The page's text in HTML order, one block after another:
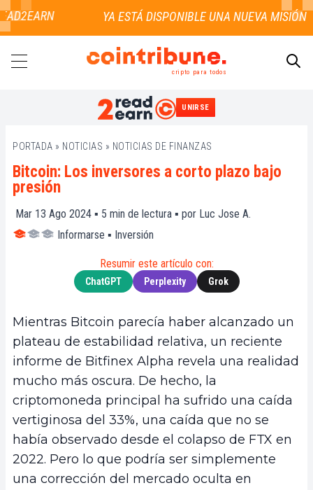
cripto para todos
UNIRSE
PORTADA » NOTICIAS » NOTICIAS DE FINANZAS
Bitcoin: Los inversores a corto plazo bajo
presión
Mar 13 Ago 2024 ▪ 5 min de lectura ▪ por Luc Jose A.
Informarse ▪ Inversión
Resumir este artículo con:
ChatGPT Perplexity Grok
Mientras Bitcoin parecía haber alcanzado un
plateau de estabilidad relativa, un reciente
informe de Bitfinex Alpha revela una realidad
mucho más oscura. De hecho, la
criptomoneda principal ha sufrido una caída
vertiginosa del 33%, una caída que no se
había observado desde el colapso de FTX en
2022. Pero lo que podría ser simplemente
una corrección del mercado oculta en